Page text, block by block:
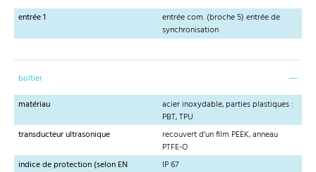
entrée 1
entrée com. (broche 5) entrée de
synchronisation
boîtier
matériau
acier inoxydable, parties plastiques :
PBT, TPU
transducteur ultrasonique
recouvert d'un film PEEK, anneau
PTFE-O
indice de protection (selon EN
IP 67